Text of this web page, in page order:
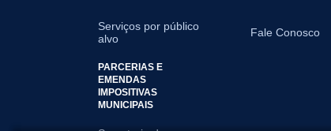
Serviços por público
alvo
Fale Conosco
PARCERIAS E
EMENDAS
IMPOSITIVAS
MUNICIPAIS